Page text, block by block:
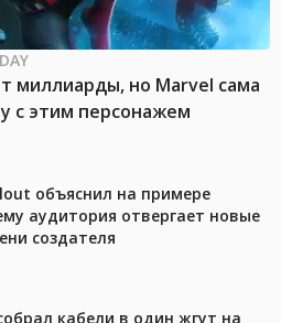
миллиарды, но Marvel сама
с этим персонажем
объяснил на примере
аудитория отвергает новые
создателя
кабели в один жгут на